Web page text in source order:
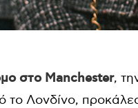
στο Manchester,
το Λονδίνο,